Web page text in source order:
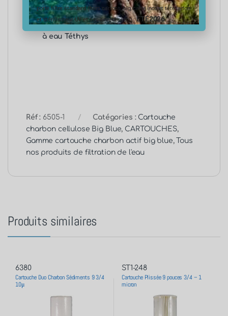
Température maximum d’utilisation: 52°C
Ne fonctionne pas avec la gamme de filtre
à eau Téthys
Réf : 6505-1 Catégories : Cartouche
charbon cellulose Big Blue, CARTOUCHES,
Gamme cartouche charbon actif big blue, Tous
nos produits de filtration de l'eau
Produits similaires
6380
Cartouche Duo Charbon Sédiments 9 3/4
10μ
ST1-248
Cartouche Plissée 9 pouces 3/4 – 1
micron
porte filtre standard (hors cartons, big, carte inox et tête laiton
et stérilisateur UV et ses accessoires) :ÉTÉ2026